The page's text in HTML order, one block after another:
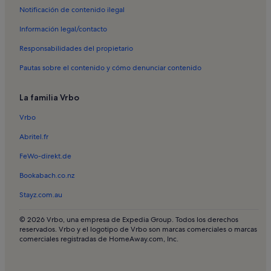
Alquileres vacacionales en Vale Navio
Alquileres vacacionales en Aroal
Alquileres vacacionales en Boliqueime
Alquileres vacacionales en Estibeira
Alquileres vacacionales en Cavacos
Alquileres vacacionales en Vale do Garrão
Alquileres vacacionales en Dunas Douradas Beach Club
Alquileres vacacionales en Vale do Lobo
Notificación de contenido ilegal
Información legal/contacto
Responsabilidades del propietario
Pautas sobre el contenido y cómo denunciar contenido
La familia Vrbo
Vrbo
Abritel.fr
FeWo-direkt.de
Bookabach.co.nz
Stayz.com.au
© 2026 Vrbo, una empresa de Expedia Group. Todos los derechos
reservados. Vrbo y el logotipo de Vrbo son marcas comerciales o marcas
comerciales registradas de HomeAway.com, Inc.